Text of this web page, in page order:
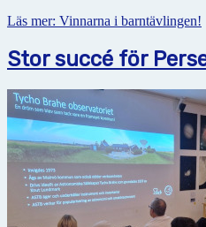
Läs mer: Vinnarna i barntävlingen!
Stor succé för